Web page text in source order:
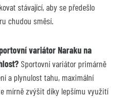
stávající, aby se předešlo
chudou směsí.
variátor Naraku na
Sportovní variátor primárně
a plynulost tahu, maximální
mírně zvýšit díky lepšímu využití